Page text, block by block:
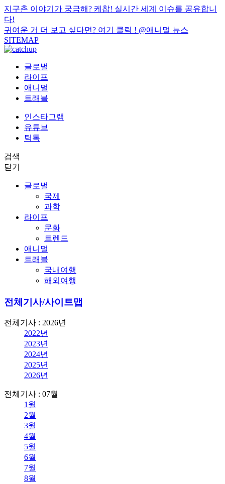
지구촌 이야기가 궁금해? 케찹! 실시간 세계 이슈를 공유합니
다!
귀여운 거 더 보고 싶다면? 여기 클릭 ! @애니멀 뉴스
SITEMAP
글로벌
라이프
애니멀
트래블
인스타그램
유튜브
틱톡
검색
닫기
글로벌
국제
과학
라이프
문화
트렌드
애니멀
트래블
국내여행
해외여행
전체기사/사이트맵
전체기사 : 2026년
2022년
2023년
2024년
2025년
2026년
전체기사 : 07월
1월
2월
3월
4월
5월
6월
7월
8월